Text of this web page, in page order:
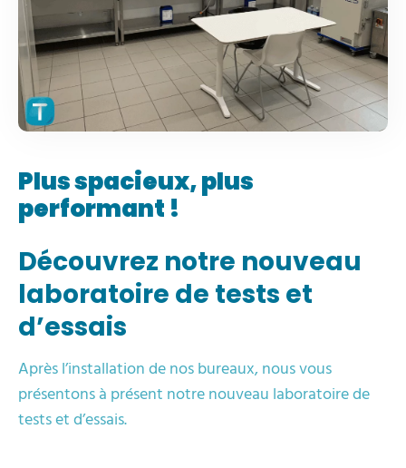
Plus spacieux, plus
performant !
Découvrez notre nouveau
laboratoire de tests et
d’essais
Après l’installation de nos bureaux, nous vous
présentons à présent notre nouveau laboratoire de
tests et d’essais.